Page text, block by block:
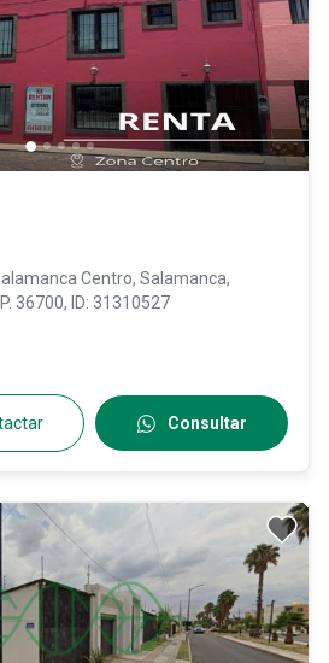
Centro, Salamanca,
36700, ID: 31310527
Consultar